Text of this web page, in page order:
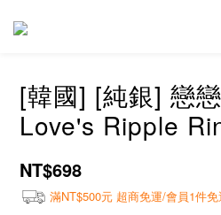
[韓國] [純銀] 戀
Love's Ripple
NT$698
滿NT$500元 超商免運/會員1件免